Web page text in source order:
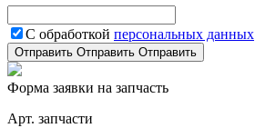
С обработкой персональных данных
Отправить Отправить Отправить
Форма заявки на запчасть
Арт. запчасти